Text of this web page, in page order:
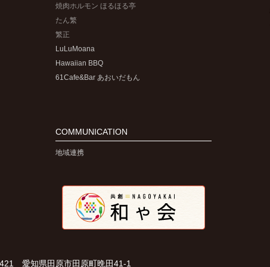
焼肉ホルモン ほるほる亭
たん繁
繁正
LuLuMoana
Hawaiian BBQ
61Cafe&Bar あおいだもん
COMMUNICATION
地域連携
愛知県田原市田原町晩田41-1